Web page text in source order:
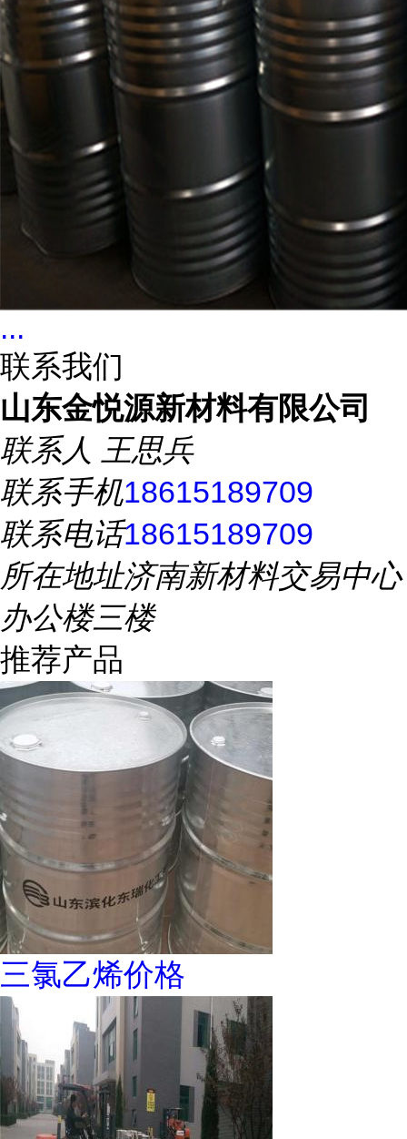
...
联系我们
山东金悦源新材料有限公司
联系人 王思兵
联系手机18615189709
联系电话18615189709
所在地址济南新材料交易中心
办公楼三楼
推荐产品
三氯乙烯价格